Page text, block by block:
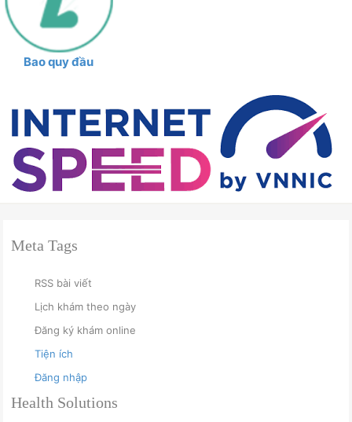
Bao quy đầu
Meta Tags
RSS bài viết
Lịch khám theo ngày
Đăng ký khám online
Tiện ích
Đăng nhập
Health Solutions